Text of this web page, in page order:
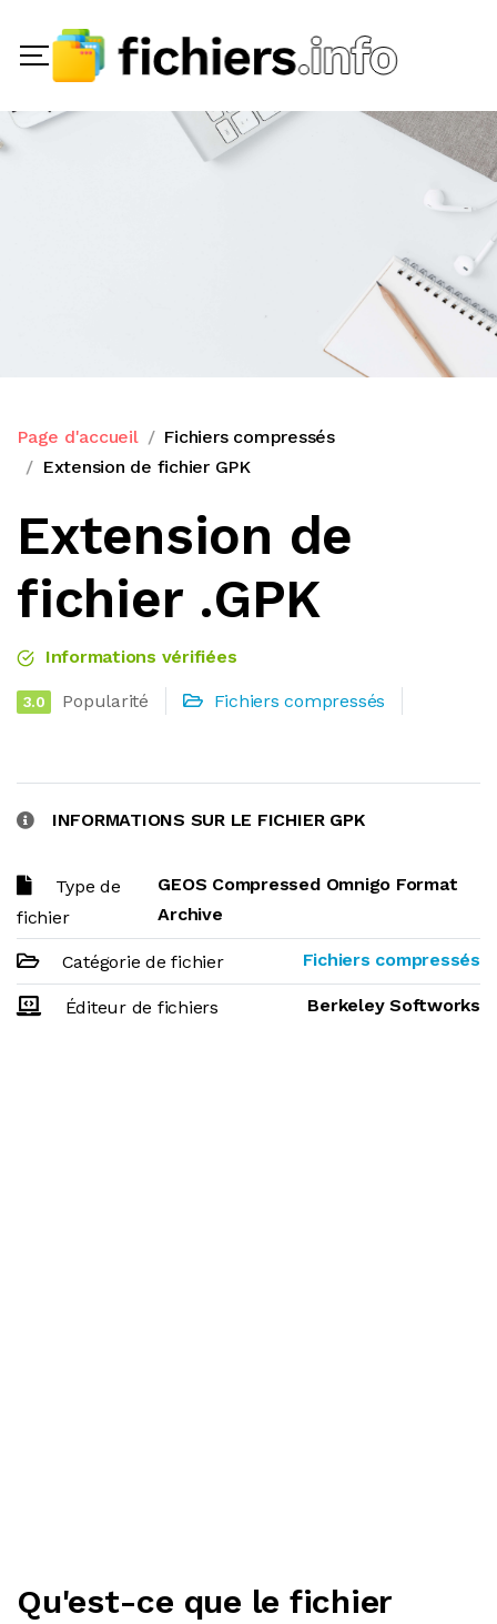
Page d'accueil
Fichiers compressés
Extension de fichier GPK
Extension de
fichier .GPK
Informations vérifiées
3.0 Popularité Fichiers compressés
INFORMATIONS SUR LE FICHIER GPK
Type de
fichier
GEOS Compressed Omnigo Format
Archive
Catégorie de fichier Fichiers compressés
Éditeur de fichiers Berkeley Softworks
Qu'est-ce que le fichier